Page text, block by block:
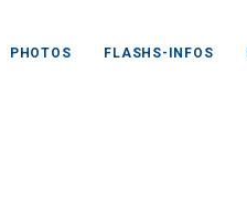
PHOTOS FLASHS-INFOS